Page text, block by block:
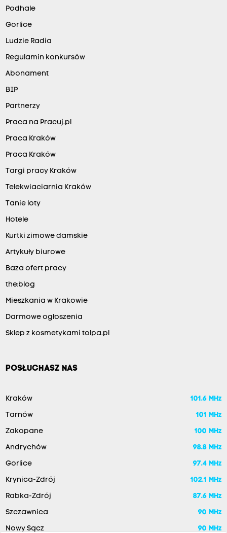
Podhale
Gorlice
Ludzie Radia
Regulamin konkursów
Abonament
BIP
Partnerzy
Praca na Pracuj.pl
Praca Kraków
Praca Kraków
Targi pracy Kraków
Telekwiaciarnia Kraków
Tanie loty
Hotele
Kurtki zimowe damskie
Artykuły biurowe
Baza ofert pracy
the:blog
Mieszkania w Krakowie
Darmowe ogłoszenia
Sklep z kosmetykami tolpa.pl
POSŁUCHASZ NAS
Kraków 101.6 MHz
Tarnów 101 MHz
Zakopane 100 MHz
Andrychów 98.8 MHz
Gorlice 97.4 MHz
Krynica-Zdrój 102.1 MHz
Rabka-Zdrój 87.6 MHz
Szczawnica 90 MHz
Nowy Sącz 90 MHz